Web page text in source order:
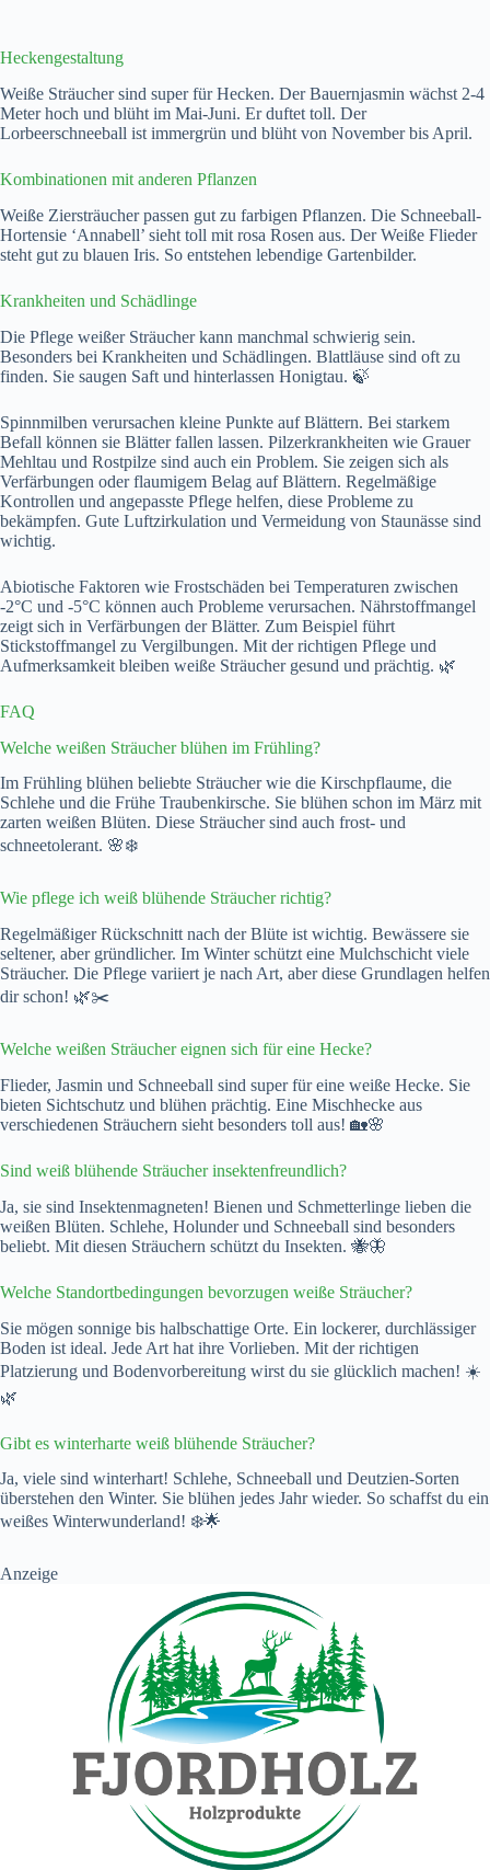
Heckengestaltung
Weiße Sträucher sind super für Hecken. Der Bauernjasmin wächst 2-4
Meter hoch und blüht im Mai-Juni. Er duftet toll. Der
Lorbeerschneeball ist immergrün und blüht von November bis April.
Kombinationen mit anderen Pflanzen
Weiße Ziersträucher passen gut zu farbigen Pflanzen. Die Schneeball-
Hortensie ‘Annabell’ sieht toll mit rosa Rosen aus. Der Weiße Flieder
steht gut zu blauen Iris. So entstehen lebendige Gartenbilder.
Krankheiten und Schädlinge
Die Pflege weißer Sträucher kann manchmal schwierig sein.
Besonders bei Krankheiten und Schädlingen. Blattläuse sind oft zu
finden. Sie saugen Saft und hinterlassen Honigtau. 🍃
Spinnmilben verursachen kleine Punkte auf Blättern. Bei starkem
Befall können sie Blätter fallen lassen. Pilzerkrankheiten wie Grauer
Mehltau und Rostpilze sind auch ein Problem. Sie zeigen sich als
Verfärbungen oder flaumigem Belag auf Blättern. Regelmäßige
Kontrollen und angepasste Pflege helfen, diese Probleme zu
bekämpfen. Gute Luftzirkulation und Vermeidung von Staunässe sind
wichtig.
Abiotische Faktoren wie Frostschäden bei Temperaturen zwischen
-2°C und -5°C können auch Probleme verursachen. Nährstoffmangel
zeigt sich in Verfärbungen der Blätter. Zum Beispiel führt
Stickstoffmangel zu Vergilbungen. Mit der richtigen Pflege und
Aufmerksamkeit bleiben weiße Sträucher gesund und prächtig. 🌿
FAQ
Welche weißen Sträucher blühen im Frühling?
Im Frühling blühen beliebte Sträucher wie die Kirschpflaume, die
Schlehe und die Frühe Traubenkirsche. Sie blühen schon im März mit
zarten weißen Blüten. Diese Sträucher sind auch frost- und
schneetolerant. 🌸❄️
Wie pflege ich weiß blühende Sträucher richtig?
Regelmäßiger Rückschnitt nach der Blüte ist wichtig. Bewässere sie
seltener, aber gründlicher. Im Winter schützt eine Mulchschicht viele
Sträucher. Die Pflege variiert je nach Art, aber diese Grundlagen helfen
dir schon! 🌿✂️
Welche weißen Sträucher eignen sich für eine Hecke?
Flieder, Jasmin und Schneeball sind super für eine weiße Hecke. Sie
bieten Sichtschutz und blühen prächtig. Eine Mischhecke aus
verschiedenen Sträuchern sieht besonders toll aus! 🏡🌸
Sind weiß blühende Sträucher insektenfreundlich?
Ja, sie sind Insektenmagneten! Bienen und Schmetterlinge lieben die
weißen Blüten. Schlehe, Holunder und Schneeball sind besonders
beliebt. Mit diesen Sträuchern schützt du Insekten. 🐝🦋
Welche Standortbedingungen bevorzugen weiße Sträucher?
Sie mögen sonnige bis halbschattige Orte. Ein lockerer, durchlässiger
Boden ist ideal. Jede Art hat ihre Vorlieben. Mit der richtigen
Platzierung und Bodenvorbereitung wirst du sie glücklich machen! ☀️
🌿
Gibt es winterharte weiß blühende Sträucher?
Ja, viele sind winterhart! Schlehe, Schneeball und Deutzien-Sorten
überstehen den Winter. Sie blühen jedes Jahr wieder. So schaffst du ein
weißes Winterwunderland! ❄️🌟
Anzeige